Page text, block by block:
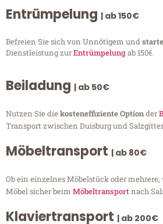
Entrümpelung | ab 150€
Befreien Sie sich von Unnötigem und
Dienstleistung zurEntrümpelungab 150€.
Beiladung | ab 50€
Nutzen Sie diekosteneffiziente Optionder
Transport zwischen Duisburg und Salzgitter
Möbeltransport | ab 80€
Ob ein einzelnes Möbelstück oder
Möbel sicher beim Möbeltransportnach
Klaviertransport | ab 200€